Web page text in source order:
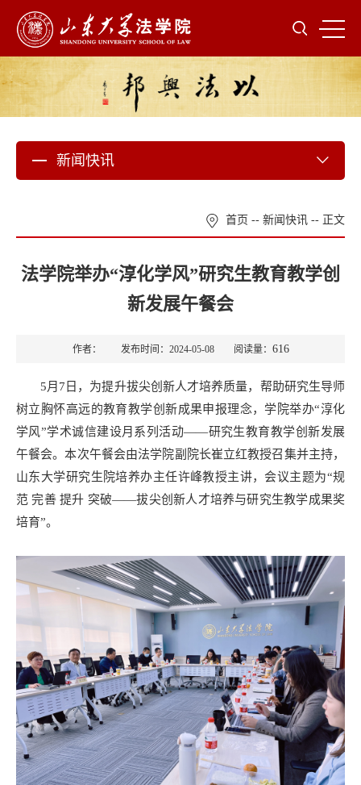
新闻快讯
首页 -- 新闻快讯 -- 正文
法学院举办“淳化学风”研究生教育教学创
新发展午餐会
作者： 发布时间：2024-05-08 阅读量： 616
5月7日，为提升拔尖创新人才培养质量，帮助研究生导师
树立胸怀高远的教育教学创新成果申报理念，学院举办“淳化
学风”学术诚信建设月系列活动——研究生教育教学创新发展
午餐会。本次午餐会由法学院副院长崔立红教授召集并主持，
山东大学研究生院培养办主任许峰教授主讲，会议主题为“规
范 完善 提升 突破——拔尖创新人才培养与研究生教学成果奖
培育”。